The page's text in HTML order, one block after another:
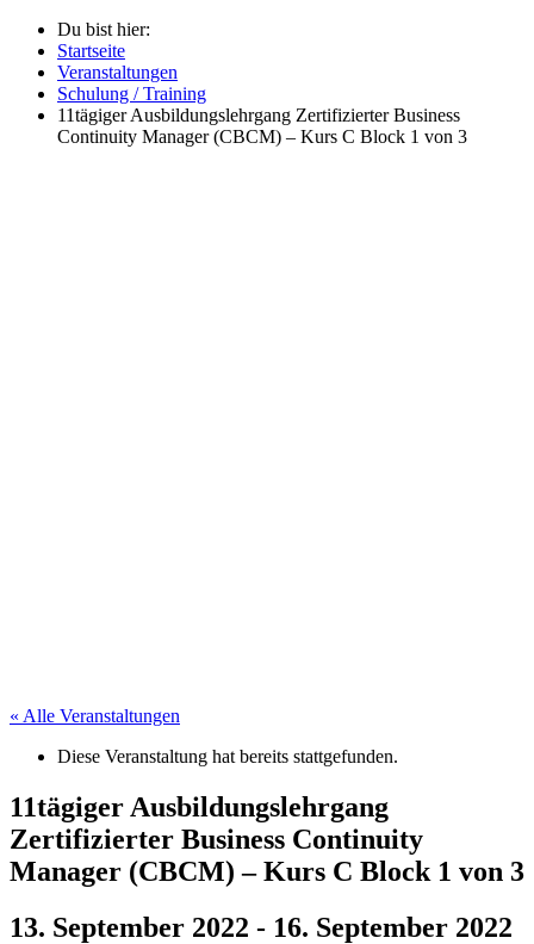
Du bist hier:
Startseite
Veranstaltungen
Schulung / Training
11tägiger Ausbildungslehrgang Zertifizierter Business
Continuity Manager (CBCM) – Kurs C Block 1 von 3
« Alle Veranstaltungen
Diese Veranstaltung hat bereits stattgefunden.
11tägiger Ausbildungslehrgang
Zertifizierter Business Continuity
Manager (CBCM) – Kurs C Block 1 von 3
13. September 2022 - 16. September 2022